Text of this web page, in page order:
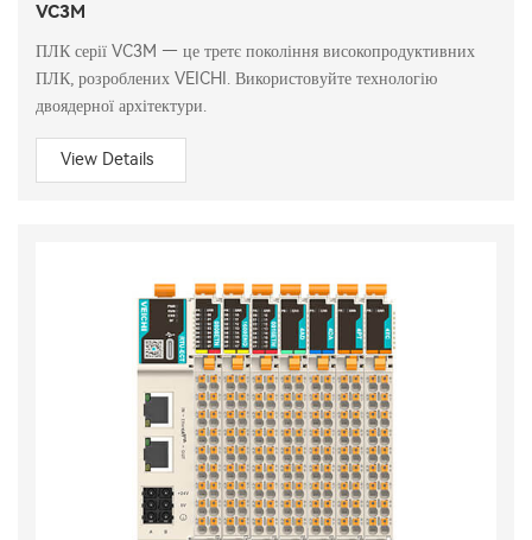
VC3M
ПЛК серії VC3M — це третє покоління високопродуктивних
ПЛК, розроблених VEICHI. Використовуйте технологію
двоядерної архітектури.
View Details